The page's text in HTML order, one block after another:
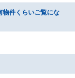
件くらいご覧にな